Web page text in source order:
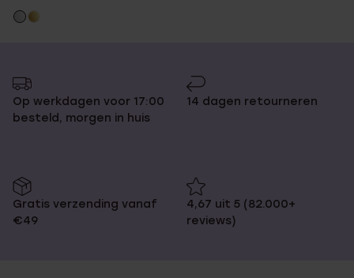
Op werkdagen voor 17:00
besteld, morgen in huis
14 dagen retourneren
Gratis verzending vanaf
€49
4,67 uit 5 (82.000+
reviews)